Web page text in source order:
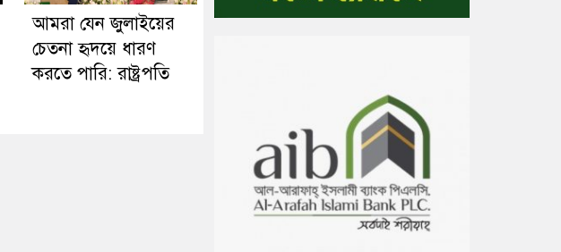
আমরা যেন জুলাইয়ের
চেতনা হৃদয়ে ধারণ
করতে পারি: রাষ্ট্রপতি